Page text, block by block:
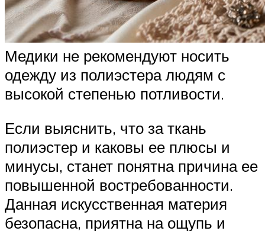
Медики не рекомендуют носить
одежду из полиэстера людям с
высокой степенью потливости.
Если выяснить, что за ткань
полиэстер и каковы ее плюсы и
минусы, станет понятна причина ее
повышенной востребованности.
Данная искусственная материя
безопасна, приятна на ощупь и